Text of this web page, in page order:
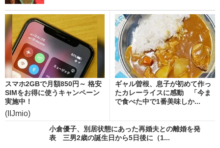
スマホ2GBで月額850円～ 格安
SIMをお得に使うキャンペーン
実施中！
(IIJmio)
ギャル曽根、息子が初めて作っ
たカレーライスに感動 「今ま
で食べた中で1番美味しか...
小倉優子、別居状態にあった再婚夫との離婚を発
表 三男2歳の誕生日から5日後に（1...